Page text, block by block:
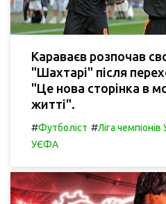
Караваєв розпочав
"Шахтарі" після
"Це нова сторінка в
житті".
#Футболіст #Ліга
УЄФА